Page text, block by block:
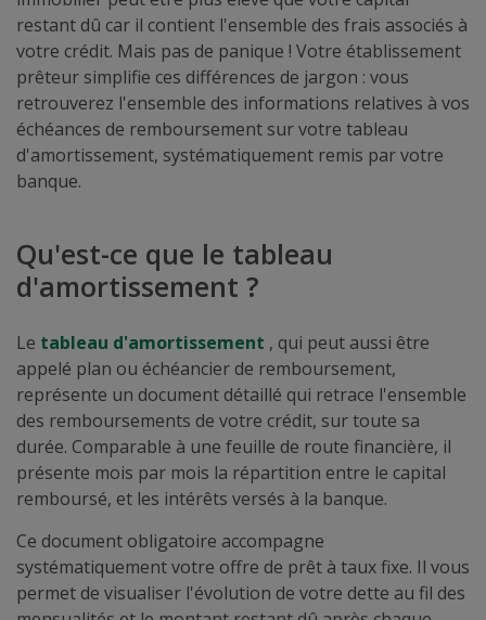
restant dû car il contient l'ensemble des frais associés à
votre crédit. Mais pas de panique ! Votre établissement
prêteur simplifie ces différences de jargon : vous
retrouverez l'ensemble des informations relatives à vos
échéances de remboursement sur votre tableau
d'amortissement, systématiquement remis par votre
banque.
Qu'est-ce que le tableau
d'amortissement ?
Le tableau d'amortissement , qui peut aussi être
appelé plan ou échéancier de remboursement,
représente un document détaillé qui retrace l'ensemble
des remboursements de votre crédit, sur toute sa
durée. Comparable à une feuille de route financière, il
présente mois par mois la répartition entre le capital
remboursé, et les intérêts versés à la banque.
Ce document obligatoire accompagne
systématiquement votre offre de prêt à taux fixe. Il vous
permet de visualiser l'évolution de votre dette au fil des